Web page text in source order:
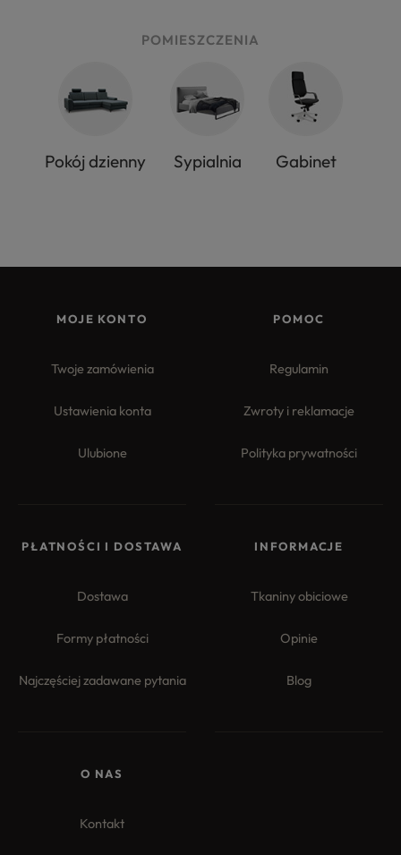
POMIESZCZENIA
Pokój dzienny Sypialnia Gabinet
MOJE KONTO
Twoje zamówienia
Ustawienia konta
Ulubione
POMOC
Regulamin
Zwroty i reklamacje
Polityka prywatności
PŁATNOŚCI I DOSTAWA
Dostawa
Formy płatności
Najczęściej zadawane pytania
INFORMACJE
Tkaniny obiciowe
Opinie
Blog
O NAS
Kontakt